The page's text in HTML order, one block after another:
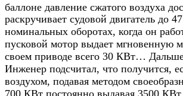
баллоне давление сжатого воздуха
раскручивает судовой двигатель до
номинальных оборотах, когда он
пусковой мотор выдает мгновенную
своем приводе всего 30 КВт…
Инженер подсчитал, что получится,
воздухом, подавая методом